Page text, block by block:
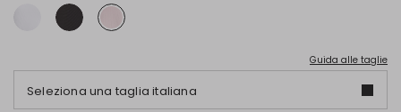
Guida alle taglie
Seleziona una taglia italiana